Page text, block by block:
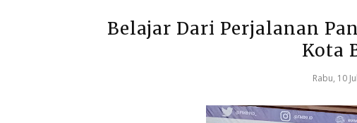
Belajar Dari Perjalanan
Kota
Rabu, 10